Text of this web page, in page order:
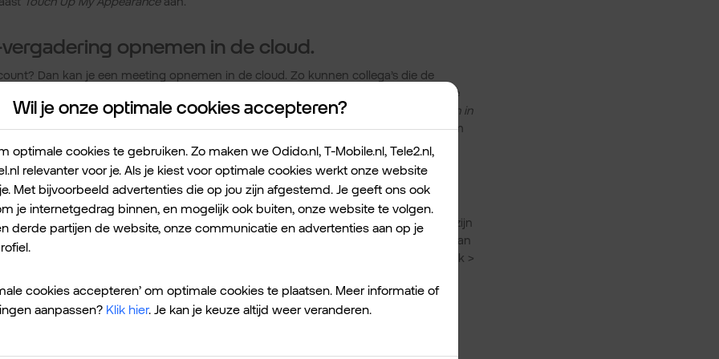
opnemen in de cloud.
Dan kan je een meeting opnemen in de cloud. Zo kunnen collega’s die de
deze alsnog terugkijken. Met toestemming van de beheerder sla je de opname
apparaat makkelijk op. Klik op de knopOpnemenin de taakbalk > kies
Opnemen in
stoppenaan het einde van een vergadering. Ga naar de pagina Opnames om
en te delen.
op stil zetten.
op de achtergrond of iemand die zijn lunch aan het eten is voor de camera – het zijn
als mensen thuiswerken. Met een paar simpele muisklikken zet je het geluid van
alleen de beheerder kan dit doen. Klik op de knop
in de taakbalk >
naam van de deelnemer > Klik dan op
voornaamwoorden toevoegen.
Twitter en LinkedIn gingen Zoom al voor: het toevoegen van een persoonlijk
Wil je onze optimale cookies accepteren?
optimale cookies te gebruiken. Zo maken we Odido.nl, T-Mobile.nl, Tele2.nl,
relevanter voor je. Als je kiest voor optimale cookies werkt onze website
Met bijvoorbeeld advertenties die op jou zijn afgestemd. Je geeft ons ook
je internetgedrag binnen, en mogelijk ook buiten, onze website te volgen.
derde partijen de website, onze communicatie en advertenties aan op je
cookies accepteren’ om optimale cookies te plaatsen. Meer informatie of
aanpassen? Klik hier. Je kan je keuze altijd weer veranderen.